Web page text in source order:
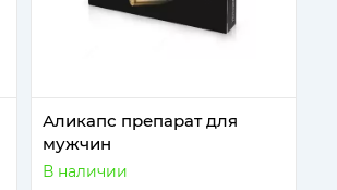
Аликапс препарат для
мужчин
В наличии